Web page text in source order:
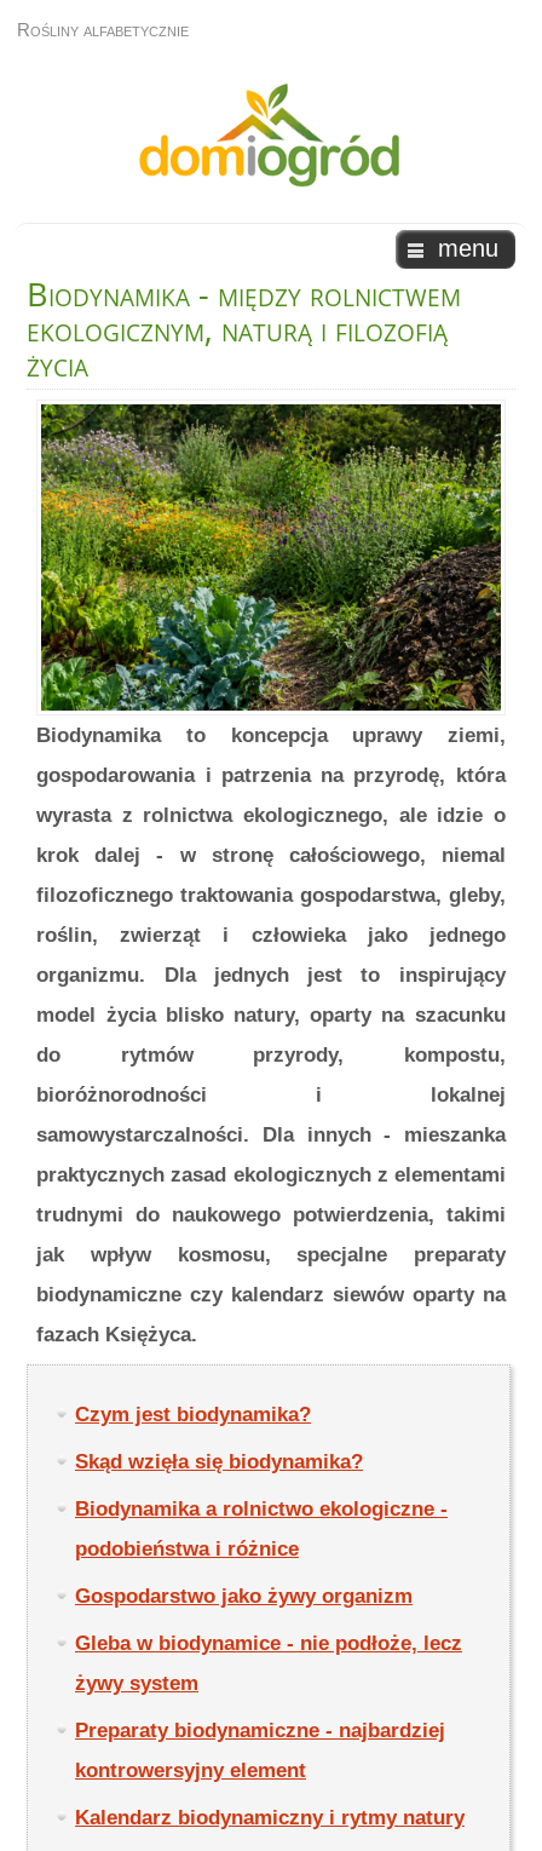
Rośliny alfabetycznie
menu
Biodynamika - między rolnictwem
ekologicznym, naturą i filozofią
życia
Biodynamika to koncepcja uprawy ziemi,
gospodarowania i patrzenia na przyrodę, która
wyrasta z rolnictwa ekologicznego, ale idzie o
krok dalej - w stronę całościowego, niemal
filozoficznego traktowania gospodarstwa, gleby,
roślin, zwierząt i człowieka jako jednego
organizmu. Dla jednych jest to inspirujący
model życia blisko natury, oparty na szacunku
do rytmów przyrody, kompostu,
bioróżnorodności i lokalnej
samowystarczalności. Dla innych - mieszanka
praktycznych zasad ekologicznych z elementami
trudnymi do naukowego potwierdzenia, takimi
jak wpływ kosmosu, specjalne preparaty
biodynamiczne czy kalendarz siewów oparty na
fazach Księżyca.
Czym jest biodynamika?
Skąd wzięła się biodynamika?
Biodynamika a rolnictwo ekologiczne -
podobieństwa i różnice
Gospodarstwo jako żywy organizm
Gleba w biodynamice - nie podłoże, lecz
żywy system
Preparaty biodynamiczne - najbardziej
kontrowersyjny element
Kalendarz biodynamiczny i rytmy natury